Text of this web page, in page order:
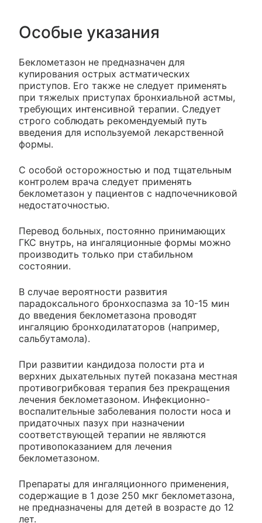
Особые указания
Беклометазон не предназначен для
купирования острых астматических
приступов. Его также не следует применять
при тяжелых приступах бронхиальной астмы,
требующих интенсивной терапии. Следует
строго соблюдать рекомендуемый путь
введения для используемой лекарственной
формы.
С особой осторожностью и под тщательным
контролем врача следует применять
беклометазон у пациентов с надпочечниковой
недостаточностью.
Перевод больных, постоянно принимающих
ГКС внутрь, на ингаляционные формы можно
производить только при стабильном
состоянии.
В случае вероятности развития
парадоксального бронхоспазма за 10-15 мин
до введения беклометазона проводят
ингаляцию бронходилататоров (например,
сальбутамола).
При развитии кандидоза полости рта и
верхних дыхательных путей показана местная
противогрибковая терапия без прекращения
лечения беклометазоном. Инфекционно-
воспалительные заболевания полости носа и
придаточных пазух при назначении
соответствующей терапии не являются
противопоказанием для лечения
беклометазоном.
Препараты для ингаляционного применения,
содержащие в 1 дозе 250 мкг беклометазона,
не предназначены для детей в возрасте до 12
лет.